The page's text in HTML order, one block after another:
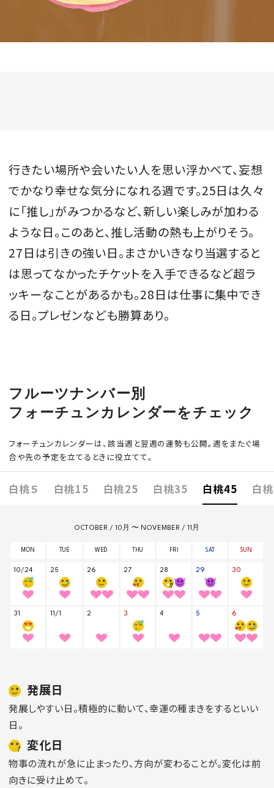
MAGAZINE
2026年9月号
2026-07-23発売
行きたい場所や会いたい人を思い浮かべて、妄想
でかなり幸せな気分になれる週です。25日は久々
に「推し」がみつかるなど、新しい楽しみが加わる
ような日。このあと、推し活動の熱も上がりそう。
27日は引きの強い日。まさかいきなり当選すると
は思ってなかったチケットを入手できるなど超ラ
ッキーなことがあるかも。28日は仕事に集中でき
る日。プレゼンなども勝算あり。
フルーツナンバー別
フォーチュンカレンダーをチェック
フォーチュンカレンダーは、該当週と翌週の運勢も公開。週をまたぐ場
合や先の予定を立てるときに役立てて。
白桃５ 白桃15 白桃25 白桃35 白桃45 白
発展日
発展しやすい日。積極的に動いて、幸運の種まきをするといい
日。
変化日
物事の流れが急に止まったり、方向が変わることが。変化は前
向きに受け止めて。